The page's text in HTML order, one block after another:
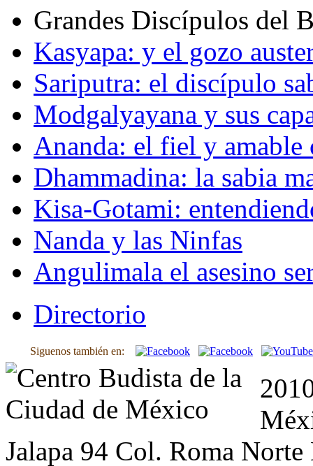
Grandes Discípulos del
Kasyapa: y el gozo
Sariputra: el discípulo
Modgalyayana y sus
Ananda: el fiel y amable
Dhammadina: la sabia
Kisa-Gotami:
Nanda y las Ninfas
Angulimala el asesino
Directorio
Siguenos también en:
Jalapa 94 Col. Roma